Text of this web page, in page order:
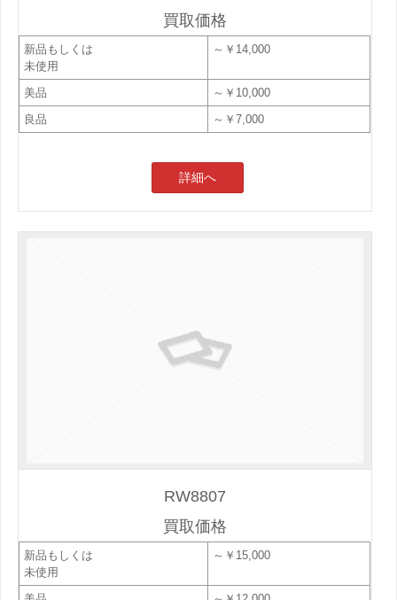
買取価格
新品もしくは
未使用
～￥14,000
美品
～￥10,000
良品
～￥7,000
詳細へ
RW8807
買取価格
新品もしくは
未使用
～￥15,000